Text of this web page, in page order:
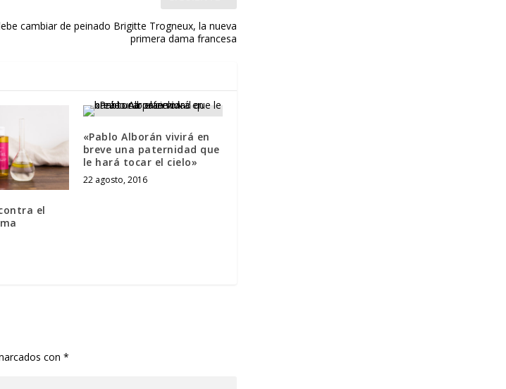
cambiar de peinado Brigitte Trogneux, la nueva
primera dama francesa
el
«Pablo Alborán vivirá en
breve una paternidad que
le hará tocar el cielo»
22 agosto, 2016
con*